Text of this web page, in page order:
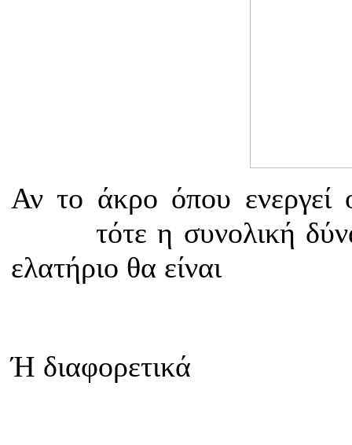
Αν το άκρο όπου ενεργεί
τότε η συνολική
ελατήριο θα είναι
Ή διαφορετικά